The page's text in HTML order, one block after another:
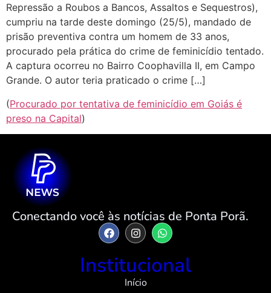
Repressão a Roubos a Bancos, Assaltos e Sequestros),
cumpriu na tarde deste domingo (25/5), mandado de
prisão preventiva contra um homem de 33 anos,
procurado pela prática do crime de feminicídio tentado.
A captura ocorreu no Bairro Coophavilla II, em Campo
Grande. O autor teria praticado o crime […]
(Procurado por tentativa de feminicídio em Goiás é
preso na Capital)
Conectando você às notícias de Ponta Porã.
Institucional
Início